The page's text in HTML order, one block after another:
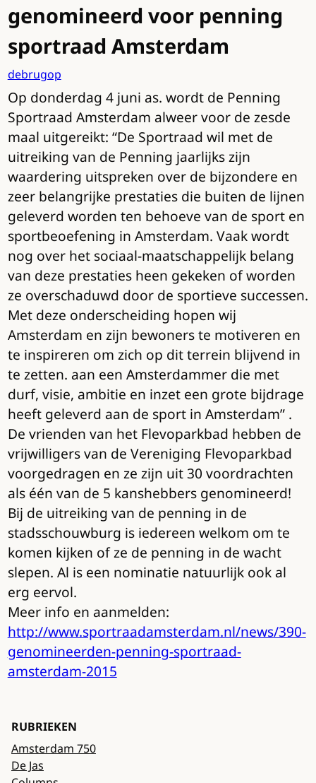
genomineerd voor penning
sportraad Amsterdam
debrugop
Op donderdag 4 juni as. wordt de Penning
Sportraad Amsterdam alweer voor de zesde
maal uitgereikt: “De Sportraad wil met de
uitreiking van de Penning jaarlijks zijn
waardering uitspreken over de bijzondere en
zeer belangrijke prestaties die buiten de lijnen
geleverd worden ten behoeve van de sport en
sportbeoefening in Amsterdam. Vaak wordt
nog over het sociaal-maatschappelijk belang
van deze prestaties heen gekeken of worden
ze overschaduwd door de sportieve successen.
Met deze onderscheiding hopen wij
Amsterdam en zijn bewoners te motiveren en
te inspireren om zich op dit terrein blijvend in
te zetten. aan een Amsterdammer die met
durf, visie, ambitie en inzet een grote bijdrage
heeft geleverd aan de sport in Amsterdam” .
De vrienden van het Flevoparkbad hebben de
vrijwilligers van de Vereniging Flevoparkbad
voorgedragen en ze zijn uit 30 voordrachten
als één van de 5 kanshebbers genomineerd!
Bij de uitreiking van de penning in de
stadsschouwburg is iedereen welkom om te
komen kijken of ze de penning in de wacht
slepen. Al is een nominatie natuurlijk ook al
erg eervol.
Meer info en aanmelden:
http://www.sportraadamsterdam.nl/news/390-
genomineerden-penning-sportraad-
amsterdam-2015
RUBRIEKEN
Amsterdam 750
De Jas